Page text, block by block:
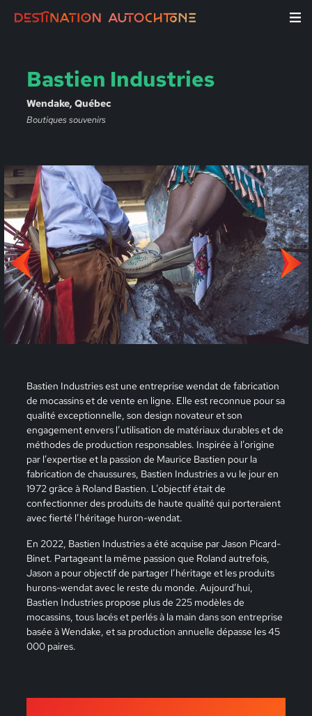
Bastien Industries
Wendake, Québec
Boutiques souvenirs
Bastien Industries est une entreprise wendat de fabrication
de mocassins et de vente en ligne. Elle est reconnue pour sa
qualité exceptionnelle, son design novateur et son
engagement envers l’utilisation de matériaux durables et de
méthodes de production responsables. Inspirée à l’origine
par l’expertise et la passion de Maurice Bastien pour la
fabrication de chaussures, Bastien Industries a vu le jour en
1972 grâce à Roland Bastien. L’objectif était de
confectionner des produits de haute qualité qui porteraient
avec fierté l’héritage huron-wendat.
En 2022, Bastien Industries a été acquise par Jason Picard-
Binet. Partageant la même passion que Roland autrefois,
Jason a pour objectif de partager l’héritage et les produits
hurons-wendat avec le reste du monde. Aujourd’hui,
Bastien Industries propose plus de 225 modèles de
mocassins, tous lacés et perlés à la main dans son entreprise
basée à Wendake, et sa production annuelle dépasse les 45
000 paires.